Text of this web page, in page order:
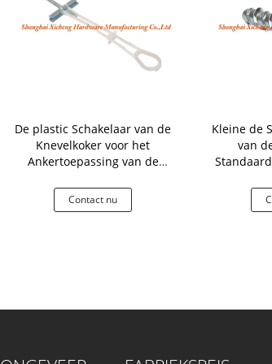
De plastic Schakelaar van de
Knevelkoker voor het
Ankertoepassing van de
Muren
Contact nu
Kleine de
van